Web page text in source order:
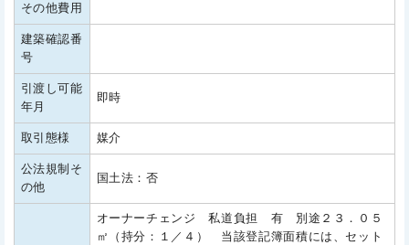
その他費用
建築確認番
号
引渡し可能
年月
即時
取引態様 媒介
公法規制そ
の他
国土法：否
オーナーチェンジ 私道負担 有 別途２３．０５
㎡（持分：１／４） 当該登記簿面積には、セット